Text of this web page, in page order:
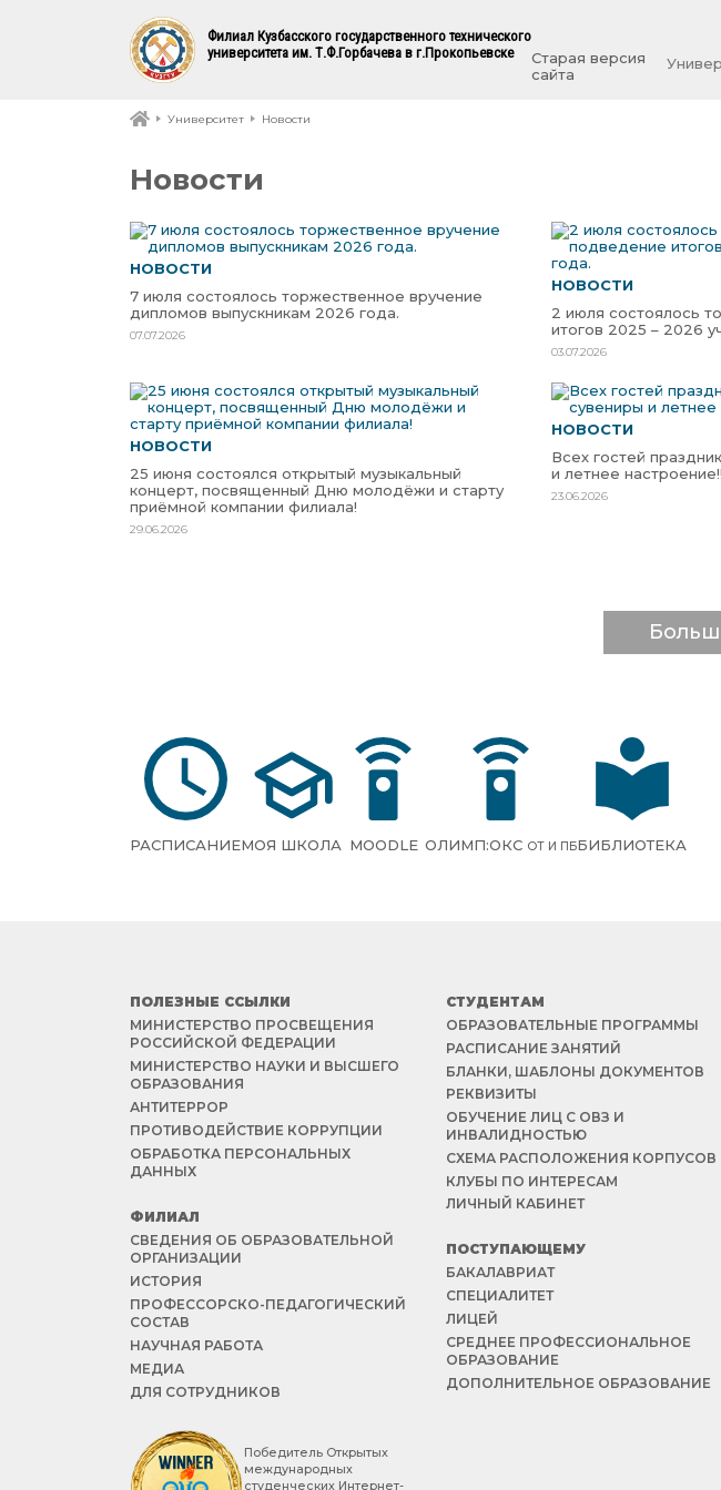
Филиал Кузбасского государственного технического
университета им. Т.Ф.Горбачева в г.Прокопьевске
Старая версия
сайта
Университет Новости
Новости
НОВОСТИ
7 июля состоялось торжественное вручение
дипломов выпускникам 2026 года.
07.07.2026
НОВОСТИ
2 июля состоялось
итогов 2025 – 2026
03.07.2026
НОВОСТИ
25 июня состоялся открытый музыкальный
концерт, посвященный Дню молодёжи и старту
приёмной компании филиала!
29.06.2026
НОВОСТИ
Всех гостей
и летнее
23.06.2026
РАСПИСАНИЕМОЯ ШКОЛА MOODLE ОЛИМП:ОКС ОТ И ПББИБЛИОТЕКА
ПОЛЕЗНЫЕ ССЫЛКИ
МИНИСТЕРСТВО ПРОСВЕЩЕНИЯ
РОССИЙСКОЙ ФЕДЕРАЦИИ
МИНИСТЕРСТВО НАУКИ И ВЫСШЕГО
ОБРАЗОВАНИЯ
АНТИТЕРРОР
ПРОТИВОДЕЙСТВИЕ КОРРУПЦИИ
ОБРАБОТКА ПЕРСОНАЛЬНЫХ
ДАННЫХ
ФИЛИАЛ
СВЕДЕНИЯ ОБ ОБРАЗОВАТЕЛЬНОЙ
ОРГАНИЗАЦИИ
ИСТОРИЯ
ПРОФЕССОРСКО-ПЕДАГОГИЧЕСКИЙ
СОСТАВ
НАУЧНАЯ РАБОТА
МЕДИА
ДЛЯ СОТРУДНИКОВ
Победитель Открытых
международных
студенческих Интернет-
СТУДЕНТАМ
ОБРАЗОВАТЕЛЬНЫЕ ПРОГРАММЫ
РАСПИСАНИЕ ЗАНЯТИЙ
БЛАНКИ, ШАБЛОНЫ ДОКУМЕНТОВ
РЕКВИЗИТЫ
ОБУЧЕНИЕ ЛИЦ С ОВЗ И
ИНВАЛИДНОСТЬЮ
СХЕМА РАСПОЛОЖЕНИЯ КОРПУСОВ
КЛУБЫ ПО ИНТЕРЕСАМ
ЛИЧНЫЙ КАБИНЕТ
ПОСТУПАЮЩЕМУ
БАКАЛАВРИАТ
СПЕЦИАЛИТЕТ
ЛИЦЕЙ
СРЕДНЕЕ ПРОФЕССИОНАЛЬНОЕ
ОБРАЗОВАНИЕ
ДОПОЛНИТЕЛЬНОЕ ОБРАЗОВАНИЕ